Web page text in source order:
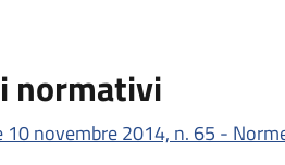
normativi
10 novembre 2014, n. 65 -